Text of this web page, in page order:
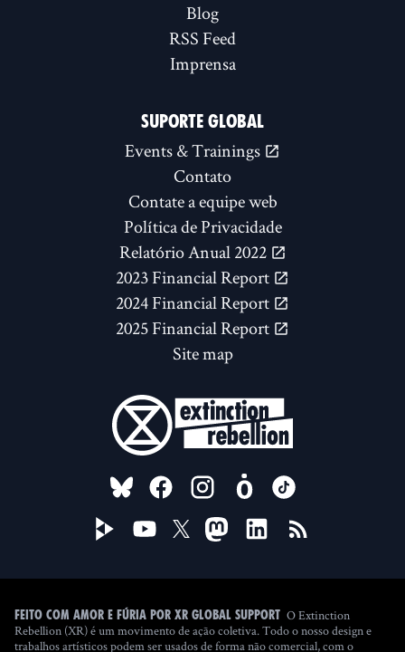
Blog
RSS Feed
Imprensa
SUPORTE GLOBAL
Events & Trainings
Contato
Contate a equipe web
Política de Privacidade
Relatório Anual 2022
2023 Financial Report
2024 Financial Report
2025 Financial Report
Site map
FOLLOW US ON
Feito com amor e fúria por XR Global Support O Extinction
Rebellion (XR) é um movimento de ação coletiva. Todo o nosso design e
trabalhos artísticos podem ser usados de forma não comercial, com o